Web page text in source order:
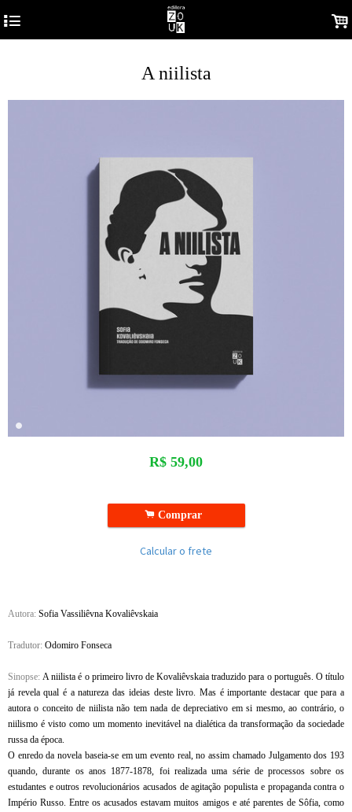
4 .
A niilista
R$ 59,00
.Comprar
Calcular o frete
Autora: Sofia Vassiliêvna Kovaliêvskaia
Tradutor: Odomiro Fonseca
Sinopse:A niilista é o primeiro livro de Kovaliêvskaia traduzido para o português. O título
já revela qual é a natureza das ideias deste livro. Mas é importante destacar que para a
autora o conceito de niilista não tem nada de depreciativo em si mesmo, ao contrário, o
niilismo é visto como um momento inevitável na dialética da transformação da sociedade
russa da época.
O enredo da novela baseia-se em um evento real, no assim chamado Julgamento dos 193
quando, durante os anos 1877-1878, foi realizada uma série de processos sobre os
estudantes e outros revolucionários acusados de agitação populista e propaganda contra o
Império Russo. Entre os acusados estavam muitos amigos e até parentes de Sôfia, como